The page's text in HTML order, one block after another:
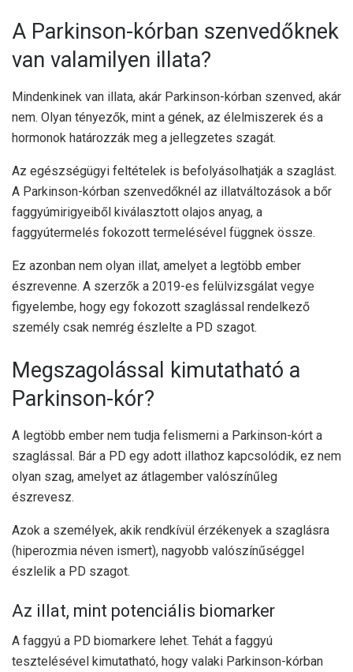
A Parkinson-kórban szenvedőknek
van valamilyen illata?
Mindenkinek van illata, akár Parkinson-kórban szenved, akár
nem. Olyan tényezők, mint a gének, az élelmiszerek és a
hormonok határozzák meg a jellegzetes szagát.
Az egészségügyi feltételek is befolyásolhatják a szaglást.
A Parkinson-kórban szenvedőknél az illatváltozások a bőr
faggyúmirigyeiből kiválasztott olajos anyag, a
faggyútermelés fokozott termelésével függnek össze.
Ez azonban nem olyan illat, amelyet a legtöbb ember
észrevenne. A szerzők a 2019-es felülvizsgálat vegye
figyelembe, hogy egy fokozott szaglással rendelkező
személy csak nemrég észlelte a PD szagot.
Megszagolással kimutatható a
Parkinson-kór?
A legtöbb ember nem tudja felismerni a Parkinson-kórt a
szaglással. Bár a PD egy adott illathoz kapcsolódik, ez nem
olyan szag, amelyet az átlagember valószínűleg
észrevesz.
Azok a személyek, akik rendkívül érzékenyek a szaglásra
(hiperozmia néven ismert), nagyobb valószínűséggel
észlelik a PD szagot.
Az illat, mint potenciális biomarker
A faggyú a PD biomarkere lehet. Tehát a faggyú
tesztelésével kimutatható, hogy valaki Parkinson-kórban